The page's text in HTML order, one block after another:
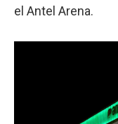
el Antel Arena.